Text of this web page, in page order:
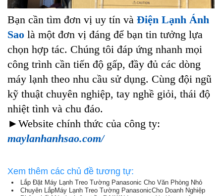
Bạn cần tìm đơn vị uy tín và Điện Lạnh Ánh
Sao là một đơn vị đáng để bạn tin tưởng lựa
chọn hợp tác. Chúng tôi đáp ứng nhanh mọi
công trình cần tiến độ gấp, đầy đủ các dòng
máy lạnh theo nhu cầu sử dụng. Cùng đội ngũ
kỹ thuật chuyên nghiệp, tay nghề giỏi, thái độ
nhiệt tình và chu đáo.
►Website chính thức của công ty:
maylanhanhsao.com/
Xem thêm các chủ đề tương tự:
Lắp Đặt Máy Lạnh Treo Tường Panasonic Cho Văn Phòng Nhỏ
Chuyên LắpMáy Lạnh Treo Tường PanasonicCho Doanh Nghiệp